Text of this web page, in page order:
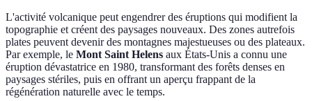
L'activité volcanique peut engendrer des éruptions qui modifient la
topographie et créent des paysages nouveaux. Des zones autrefois
plates peuvent devenir des montagnes majestueuses ou des plateaux.
Par exemple, le Mont Saint Helens aux États-Unis a connu une
éruption dévastatrice en 1980, transformant des forêts denses en
paysages stériles, puis en offrant un aperçu frappant de la
régénération naturelle avec le temps.